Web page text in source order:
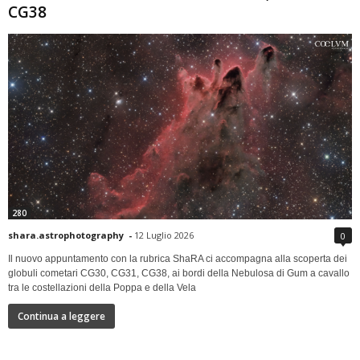
CG38
280
shara.astrophotography - 12 Luglio 2026 0
Il nuovo appuntamento con la rubrica ShaRA ci accompagna alla scoperta dei
globuli cometari CG30, CG31, CG38, ai bordi della Nebulosa di Gum a cavallo
tra le costellazioni della Poppa e della Vela
Continua a leggere